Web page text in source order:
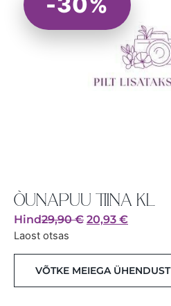
ÕUNAPUU TIINA KL
Hind29,90€ 20,93 €
Laost otsas
VÕTKE MEIEGA ÜHENDUST